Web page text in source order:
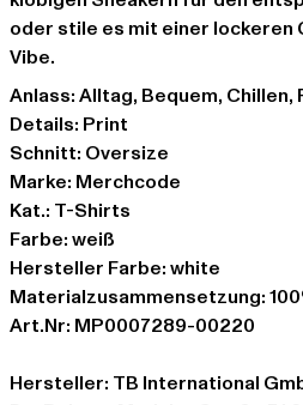
oder stile es mit einer lockeren
Vibe.
Anlass: Alltag, Bequem, Chillen,
Details: Print
Schnitt: Oversize
Marke: Merchcode
Kat.: T-Shirts
Farbe: weiß
Hersteller Farbe: white
Materialzusammensetzung:
Art.Nr: MP0007289-00220
Hersteller: TB International